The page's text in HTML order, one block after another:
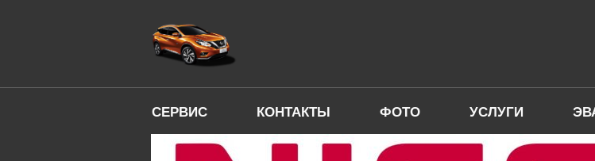
СЕРВИС КОНТАКТЫ ФОТО УСЛУГИ